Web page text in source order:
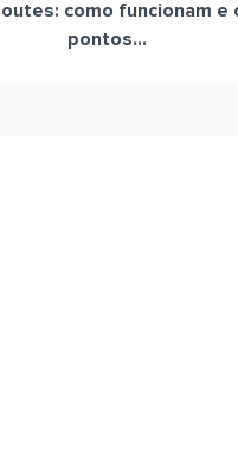
como funcionam e
pontos...